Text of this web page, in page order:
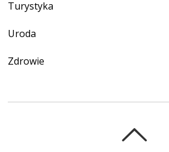
Turystyka
Uroda
Zdrowie